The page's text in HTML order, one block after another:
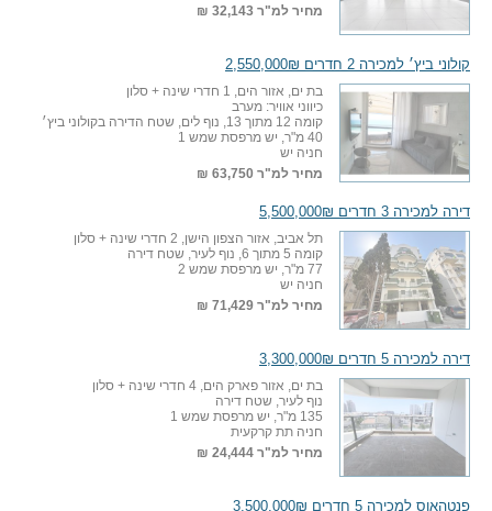
מחיר למ"ר 32,143 ₪
קולוני ביץ׳ למכירה 2 חדרים 2,550,000₪
בת ים, אזור הים, 1 חדרי שינה + סלון
כיווני אוויר: מערב
קומה 12 מתוך 13, נוף לים, שטח הדירה בקולוני ביץ׳
40 מ"ר, יש מרפסת שמש 1
חניה יש
מחיר למ"ר 63,750 ₪
דירה למכירה 3 חדרים 5,500,000₪
תל אביב, אזור הצפון הישן, 2 חדרי שינה + סלון
קומה 5 מתוך 6, נוף לעיר, שטח דירה
77 מ"ר, יש מרפסת שמש 2
חניה יש
מחיר למ"ר 71,429 ₪
דירה למכירה 5 חדרים 3,300,000₪
בת ים, אזור פארק הים, 4 חדרי שינה + סלון
נוף לעיר, שטח דירה
135 מ"ר, יש מרפסת שמש 1
חניה תת קרקעית
מחיר למ"ר 24,444 ₪
פנטהאוס למכירה 5 חדרים 3,500,000₪